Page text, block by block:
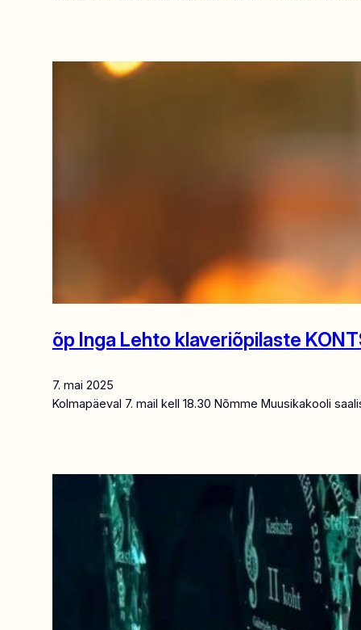
õp Inga Lehto klaveriõpilaste
7. mai 2025
Kolmapäeval 7. mail kell 18.30 Nõmme Muusikakooli